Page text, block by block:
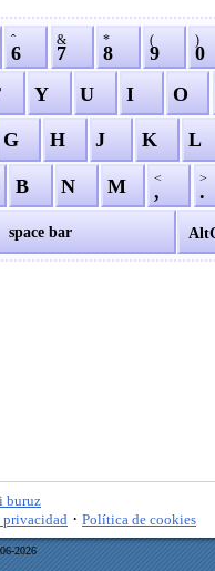
ˆ
6
&
7
*
8
(
9
)
0
Y U I O
G H J K L
B N M <
,
>
.
space bar
buruz
privacidad · Política de cookies
2026